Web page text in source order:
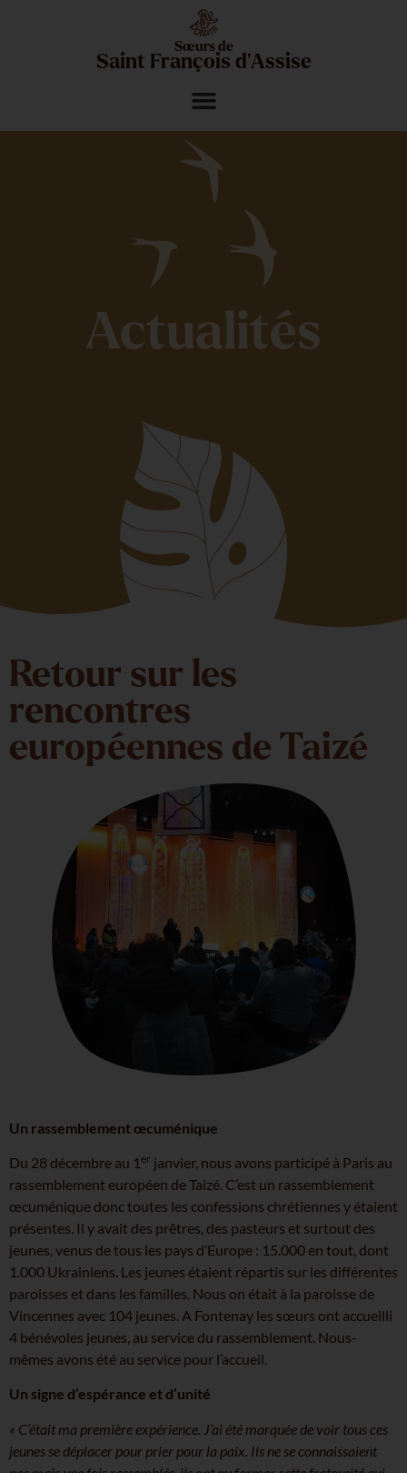
Sœurs de
Saint François d'Assise
Actualités
Retour sur les
rencontres
européennes de Taizé
Un rassemblement œcuménique
Du 28 décembre au 1 er janvier, nous avons participé à Paris au
rassemblement européen de Taizé. C’est un rassemblement
œcuménique donc toutes les confessions chrétiennes y étaient
présentes. Il y avait des prêtres, des pasteurs et surtout des
jeunes, venus de tous les pays d’Europe : 15.000 en tout, dont
1.000 Ukrainiens. Les jeunes étaient répartis sur les différentes
paroisses et dans les familles. Nous on était à la paroisse de
Vincennes avec 104 jeunes. A Fontenay les sœurs ont accueilli
4 bénévoles jeunes, au service du rassemblement. Nous-
mêmes avons été au service pour l’accueil.
Un signe d’espérance et d’unité
« C’était ma première expérience. J’ai été marquée de voir tous ces
jeunes se déplacer pour prier pour la paix. Ils ne se connaissaient